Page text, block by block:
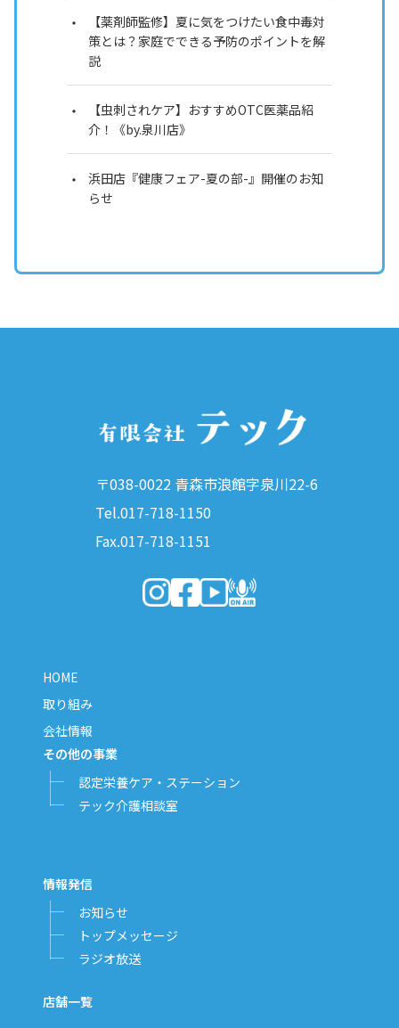
【薬剤師監修】夏に気をつけたい食中毒対
策とは？家庭でできる予防のポイントを解
説
【虫刺されケア】おすすめOTC医薬品紹
介！《by.泉川店》
浜田店『健康フェア-夏の部-』開催のお知
らせ
〒038-0022 青森市浪館字泉川22-6
Tel.017-718-1150
Fax.017-718-1151
（新しいウィンドウで開きます）
（新しいウィンドウで開きます）
（新しいウィンドウで開き
（新しいウィンドウで
HOME
取り組み
会社情報
その他の事業
認定栄養ケア・ステーション
テック介護相談室
情報発信
お知らせ
トップメッセージ
ラジオ放送
店舗一覧